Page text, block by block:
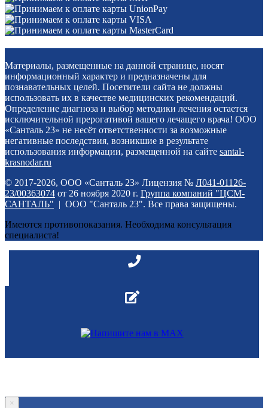
Материалы, размещенные на данной странице, носят
информационный характер и предназначены для
познавательных целей. Посетители сайта не должны
использовать их в качестве медицинских рекомендаций.
Определение диагноза и выбор методики лечения остается
исключительной прерогативой вашего лечащего врача! ООО
«Санталь 23» не несёт ответственности за возможные
негативные последствия, возникшие в результате
использования информации, размещенной на сайте santal-
krasnodar.ru
© 2017-2026, ООО «Санталь 23» Лицензия № Л041-01126-
23/00363074 от 26 ноября 2020 г. Группа компаний "ЦСМ-
САНТАЛЬ" | ООО "Санталь 23". Все права защищены.
Имеются противопоказания. Необходима консультация
специалиста!
×